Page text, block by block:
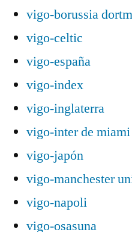
vigo-borussia
vigo-celtic
vigo-españa
vigo-index
vigo-inglaterra
vigo-inter de miami
vigo-japón
vigo-manchester
vigo-napoli
vigo-osasuna